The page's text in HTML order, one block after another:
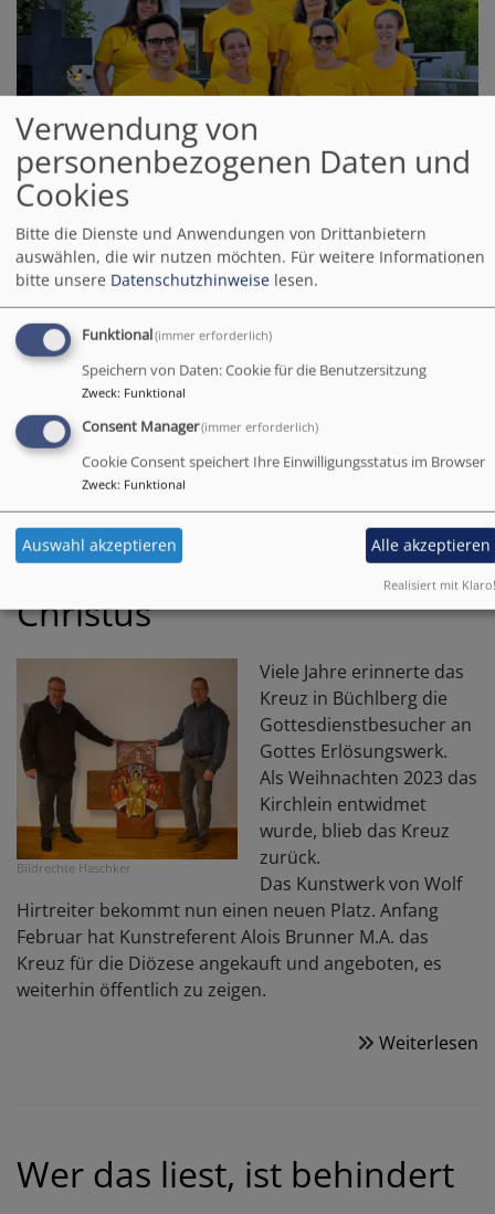
Karin Haschker
Der wiederkehrende
Christus
Bildrechte Haschker
Viele Jahre erinnerte das
Kreuz in Büchlberg die
Gottesdienstbesucher an
Gottes Erlösungswerk.
Als Weihnachten 2023 das
Kirchlein entwidmet
wurde, blieb das Kreuz
zurück.
Das Kunstwerk von Wolf
Hirtreiter bekommt nun einen neuen Platz. Anfang
Februar hat Kunstreferent Alois Brunner M.A. das
Kreuz für die Diözese angekauft und angeboten, es
weiterhin öffentlich zu zeigen.
Weiterlesen
Wer das liest, ist behindert
Verwendung von
personenbezogenen Daten und
Cookies
Bitte die Dienste und Anwendungen von Drittanbietern
auswählen, die wir nutzen möchten. Für weitere Informationen
bitte unsere Datenschutzhinweise lesen.
Funktional(immer erforderlich)
Speichern von Daten: Cookie für die Benutzersitzung
Zweck: Funktional
Consent Manager(immer erforderlich)
Cookie Consent speichert Ihre Einwilligungsstatus im Browser
Zweck: Funktional
Auswahl akzeptieren Alle akzeptieren
Realisiert mit Klaro!